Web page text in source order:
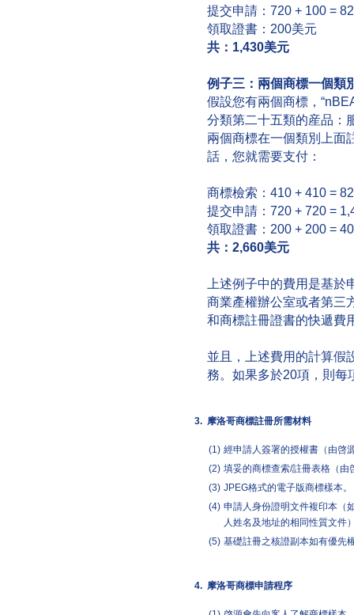
提交申請：720 + 100 =
領取證書：200美元
共： 1,430美元
例子三：兩個商標一個類
假設您有兩個商標，
分類第二十五類的産品：
兩個商標在一個類別上面
話，您就需要支付：
商標檢索：410 + 410 =
提交申請：720 + 720 =
領取證書：200 + 200 =
共： 2,660美元
上述例子中的費用是基
商業產權辦公室或者第三
和商標註冊證書的快遞費
並且，上述費用的計算假
務。如果多於20項，則每
3. 摩洛哥商標註冊所需材料
(1) 經申請人簽署的授權書（由啓
(2) 填妥的商標查索/註冊表格（由
(3) JPEG格式的電子版商標樣本。
(4) 申請人身份證明文件複印本（
人姓名及地址的相同性質文件
(5) 基礎註冊之核證副本如有優先
4. 摩洛哥商標申請程序